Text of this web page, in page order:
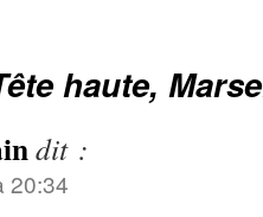
haute,
dit :
20:34